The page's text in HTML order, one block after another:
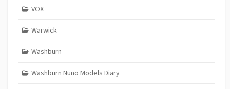
VOX
Warwick
Washburn
Washburn Nuno Models Diary